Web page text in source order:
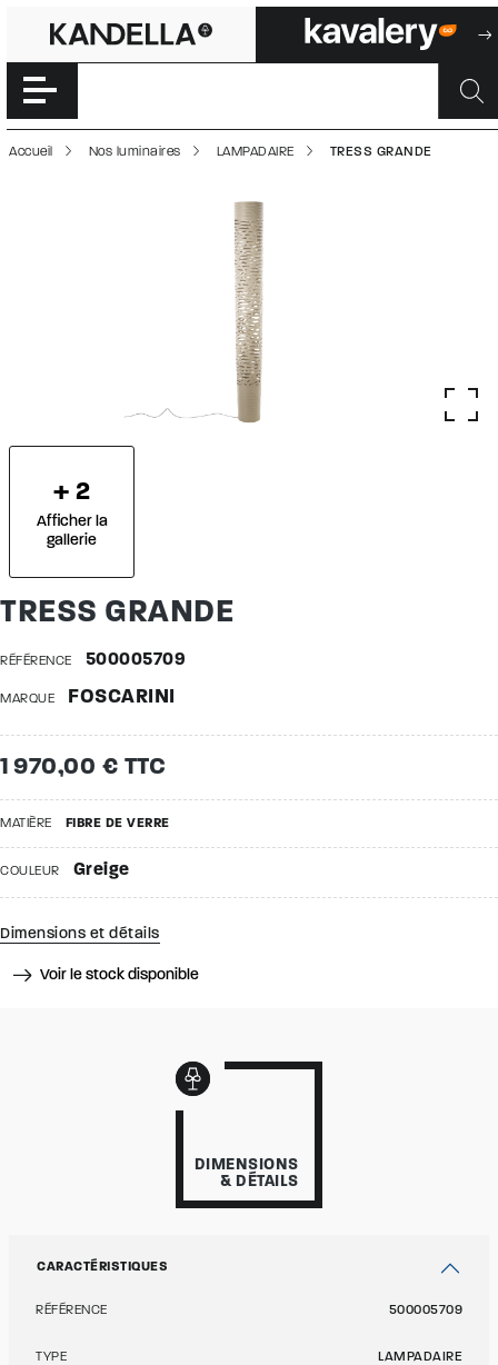
TRESS
Accéder directement au contenu de la page
Accueil Nos luminaires LAMPADAIRE TRESS GRANDE
+ 2
Afficher la
gallerie
TRESS GRANDE
RÉFÉRENCE 500005709
MARQUE FOSCARINI
1 970,00 € TTC
MATIÈRE FIBRE DE VERRE
COULEUR Greige
Dimensions et détails
Voir le stock disponible
DIMENSIONS
& DÉTAILS
CARACTÉRISTIQUES
RÉFÉRENCE 500005709
TYPE LAMPADAIRE